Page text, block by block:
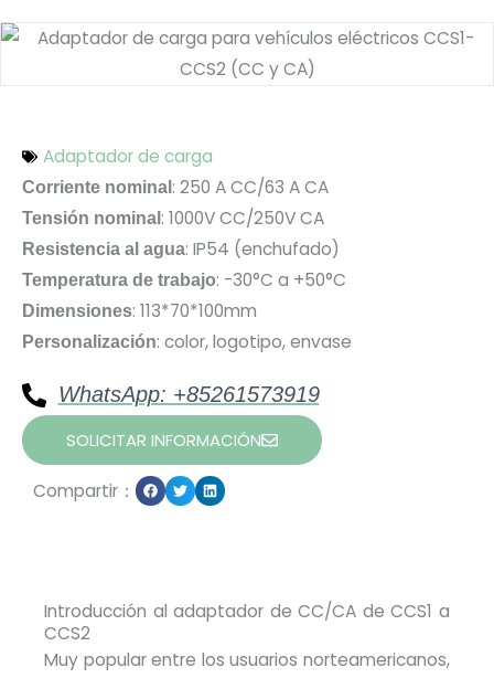
Adaptador de carga
Corriente nominal : 250 A CC/63 A CA
Tensión nominal : 1000V CC/250V CA
Resistencia al agua: IP54 (enchufado)
Temperatura de trabajo: -30°C a +50°C
Dimensiones: 113*70*100mm
Personalización: color, logotipo, envase
WhatsApp: +85261573919
SOLICITAR INFORMACIÓN
Compartir：
Introducción al adaptador de CC/CA de CCS1 a
CCS2
Muy popular entre los usuarios norteamericanos,